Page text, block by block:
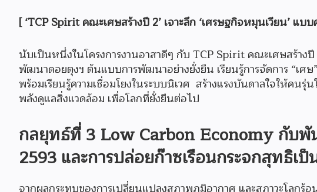
[ ‘TCP Spirit คณะเศษสร้างปี 2’ เจาะลึก ‘เศรษฐกิจหมุนเวียน’ แบ
นับเป็นหนึ่งในโครงการงานอาสาดีๆ กับ TCP Spirit คณะเศษสร้าง
พัฒนาดอยตุงฯ ต้นแบบการพัฒนาอย่างยั่งยืน เรียนรู้การจัดการ “เศษ
พร้อมเรียนรู้ความเชื่อมโยงในระบบนิเวศ สร้างแรงบันดาลใจให้คน
พลังดูแลสิ่งแวดล้อม เพื่อโลกที่ยั่งยืนต่อไป
กลยุทธ์ที่ 3 Low Carbon Economy กับพั
2593 และการปล่อยก๊าซเรือนกระจกสุทธิเ